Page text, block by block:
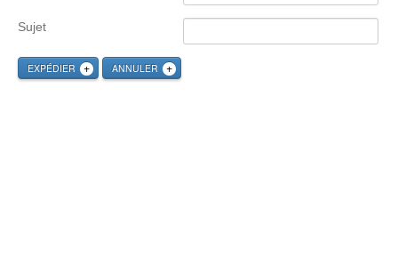
Sujet
EXPÉDIER ANNULER